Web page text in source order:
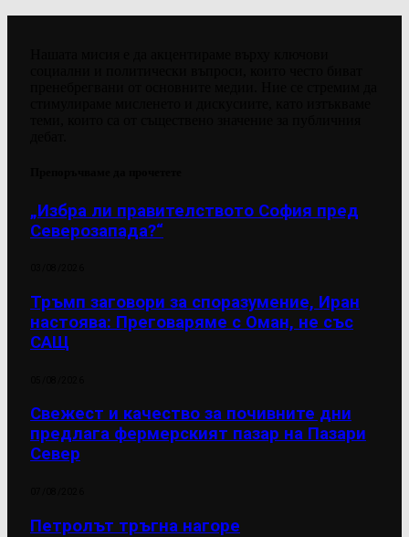
„Избра ли правителството София пред
Северозапада?“
Тръмп заговори за споразумение, Иран
настоява: Преговаряме с Оман, не със
САЩ
Свежест и качество за почивните дни
предлага фермерският пазар на Пазари
Север
Петролът тръгна нагоре